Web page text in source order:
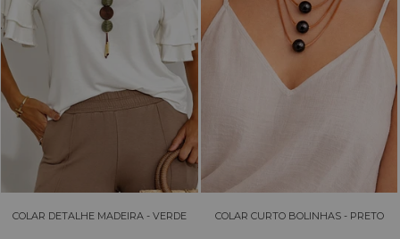
COLAR DETALHE MADEIRA - VERDE COLAR CURTO BOLINHAS - PRETO